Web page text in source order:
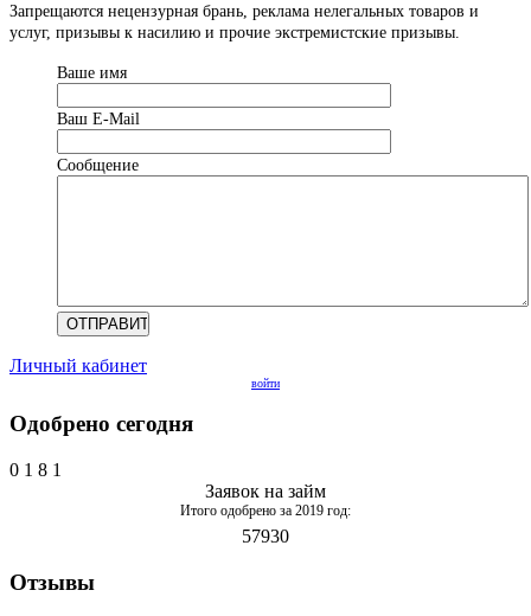
Запрещаются нецензурная брань, реклама нелегальных товаров и
услуг, призывы к насилию и прочие экстремистские призывы.
Ваше имя
Ваш Е-Mail
Сообщение
Личный кабинет
войти
Одобрено сегодня
0 1 8 1
Заявок на займ
Итого одобрено за 2019 год:
57930
Отзывы